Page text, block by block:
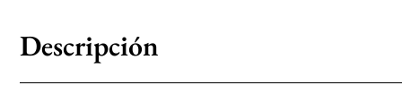
Descripción